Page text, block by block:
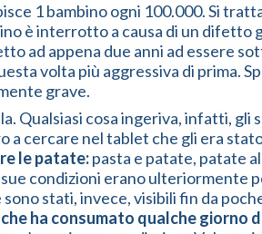
1 bambino ogni 100.000. Si
è interrotto a causa di un difetto
ad appena due anni ad essere
volta più aggressiva di prima.
grave.
Qualsiasi cosa ingeriva, infatti,
a cercare nel tablet che gli era
le patate:pasta e patate, patate
condizioni erano ulteriormente
stati, invece, visibili fin da
ha consumato qualche giorno